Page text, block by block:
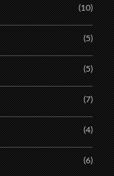
(10)
(5)
(5)
(7)
(4)
(6)